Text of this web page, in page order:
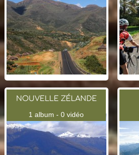
NOUVELLE ZÉLANDE
1 album - 0 vidéo